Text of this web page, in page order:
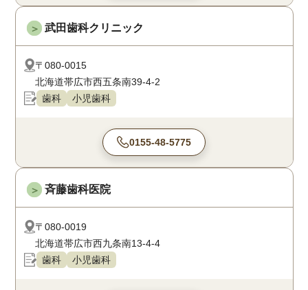
＞ 武田歯科クリニック
〒080-0015
北海道帯広市西五条南39-4-2
歯科
小児歯科
0155-48-5775
＞ 斉藤歯科医院
〒080-0019
北海道帯広市西九条南13-4-4
歯科
小児歯科